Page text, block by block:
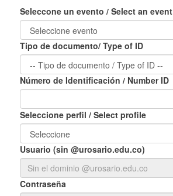
Seleccone un evento / Select an event
Tipo de documento/ Type of ID
Número de Identificación / Number ID
Seleccione perfil / Select profile
Usuario (sin @urosario.edu.co)
Contraseña